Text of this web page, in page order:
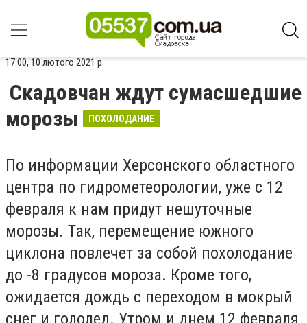
17:00, 10 лютого 2021 р.
Скадовчан ждут сумасшедшие
морозы
ПОХОЛОДАНИЕ
По информации Херсонского областного
центра по гидрометеорологии, уже с 12
февраля к нам придут нешуточные
морозы. Так, перемещение южного
циклона повлечет за собой похолодание
до -8 градусов мороза. Кроме того,
ожидается дождь с переходом в мокрый
снег и гололед. Утром и днем 12 февраля